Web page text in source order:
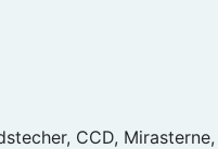
CCD,